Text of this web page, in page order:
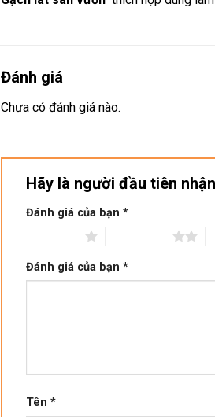
Đánh giá
Chưa có đánh giá nào.
Hãy là người đầu tiên
Đánh giá của bạn *
Đánh giá của bạn *
Tên *